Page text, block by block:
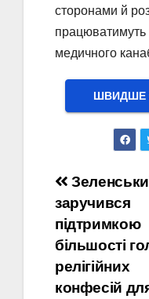
сторонами й
працюватимуть
медичного
ШВИДШЕ
записів
заручився
підтримкою
більшості
релігійних
конфесій